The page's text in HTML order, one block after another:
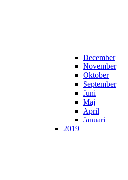
December
November
Oktober
September
Juni
Maj
April
Januari
2019